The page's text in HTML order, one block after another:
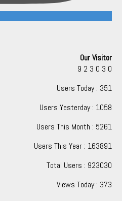
Our Visitor
9 2 3 0 3 0
Users Today : 351
Users Yesterday : 1058
Users This Month : 5261
Users This Year : 163891
Total Users : 923030
Views Today : 373